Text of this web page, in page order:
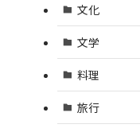
文化
文学
料理
旅行